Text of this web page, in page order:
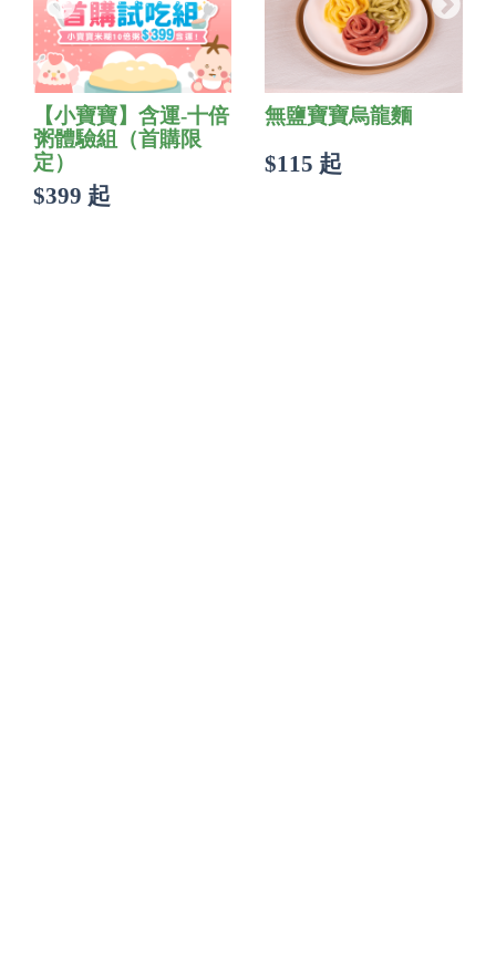
【小寶寶】含運-十倍
粥體驗組（首購限
定）
$399 起
無鹽寶寶烏龍麵
$115 起